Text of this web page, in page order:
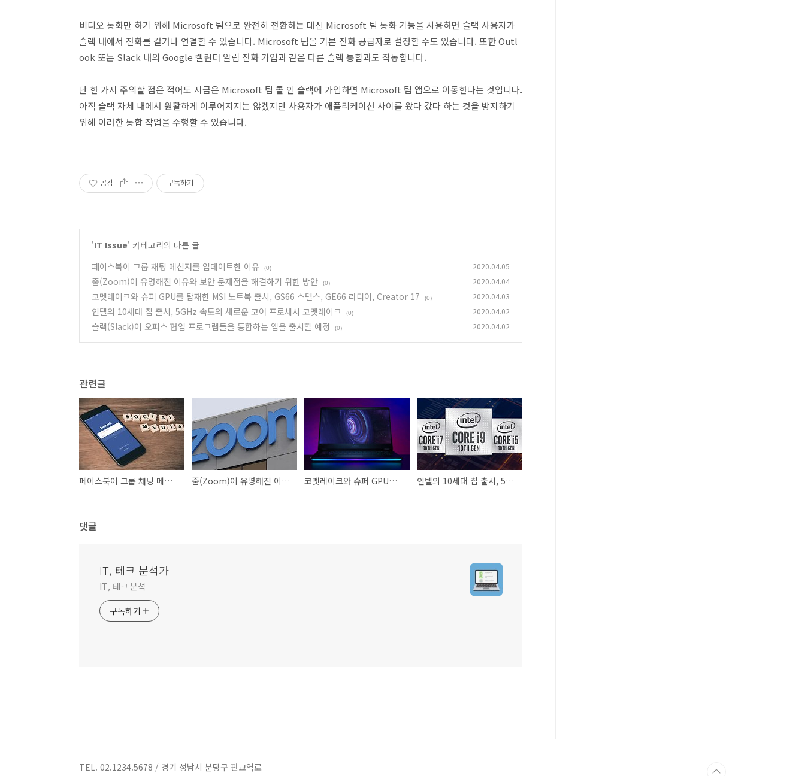
비디오 통화만 하기 위해 Microsoft 팀으로 완전히 전환하는 대신 Microsoft 팀 통화 기능을 사용하면 슬랙 사용자가
슬랙 내에서 전화를 걸거나 연결할 수 있습니다. Microsoft 팀을 기본 전화 공급자로 설정할 수도 있습니다. 또한 Outl
ook 또는 Slack 내의 Google 캘린더 알림 전화 가입과 같은 다른 슬랙 통합과도 작동합니다.
단 한 가지 주의할 점은 적어도 지금은 Microsoft 팀 콜 인 슬랙에 가입하면 Microsoft 팀 앱으로 이동한다는 것입니다.
아직 슬랙 자체 내에서 원활하게 이루어지지는 않겠지만 사용자가 애플리케이션 사이를 왔다 갔다 하는 것을 방지하기
위해 이러한 통합 작업을 수행할 수 있습니다.
공감 구독하기
'IT Issue' 카테고리의 다른 글
페이스북이 그룹 채팅 메신저를 업데이트한 이유
(0) 2020.04.05
줌(Zoom)이 유명해진 이유와 보안 문제점을 해결하기 위한 방안 (0) 2020.04.04
코멧레이크와 슈퍼 GPU를 탑재한 MSI 노트북 출시, GS66 스텔스, GE66 라디어, Creator 17 (0) 2020.04.03
인텔의 10세대 칩 출시, 5GHz 속도의 새로운 코어 프로세서 코멧레이크 (0) 2020.04.02
슬랙(Slack)이 오피스 협업 프로그램들을 통합하는 앱을 출시할 예정 (0) 2020.04.02
관련글
페이스북이 그룹 채팅 메신저를 업데이트한 이유 줌(Zoom)이 유명해진 이유와 보안 문제점을 해결하기 위한 방안 코멧레이크와 슈퍼 GPU를 탑재한 MSI 노트북 출시, GS66 스텔스, GE66 라디어, Creator 17 인텔의 10세대 칩 출시, 5GHz 속도의 새로운 코어 프로세서 코멧레이크
댓글
IT, 테크 분석가
IT, 테크 분석
구독하기
TEL. 02.1234.5678 / 경기 성남시 분당구 판교역로